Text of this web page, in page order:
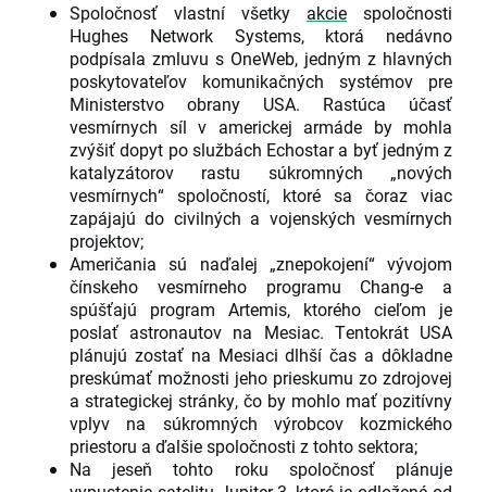
Spoločnosť vlastní všetky akcie spoločnosti
Hughes Network Systems, ktorá nedávno
podpísala zmluvu s OneWeb, jedným z hlavných
poskytovateľov komunikačných systémov pre
Ministerstvo obrany USA. Rastúca účasť
vesmírnych síl v americkej armáde by mohla
zvýšiť dopyt po službách Echostar a byť jedným z
katalyzátorov rastu súkromných „nových
vesmírnych“ spoločností, ktoré sa čoraz viac
zapájajú do civilných a vojenských vesmírnych
projektov;
Američania sú naďalej „znepokojení“ vývojom
čínskeho vesmírneho programu Chang-e a
spúšťajú program Artemis, ktorého cieľom je
poslať astronautov na Mesiac. Tentokrát USA
plánujú zostať na Mesiaci dlhší čas a dôkladne
preskúmať možnosti jeho prieskumu zo zdrojovej
a strategickej stránky, čo by mohlo mať pozitívny
vplyv na súkromných výrobcov kozmického
priestoru a ďalšie spoločnosti z tohto sektora;
Na jeseň tohto roku spoločnosť plánuje